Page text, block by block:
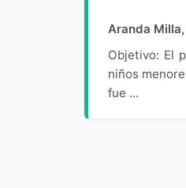
Aranda
Objetivo: El
niños
fue ...